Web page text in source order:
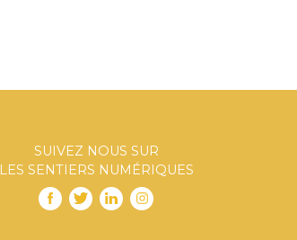
SUIVEZ NOUS SUR
LES SENTIERS NUMÉRIQUES